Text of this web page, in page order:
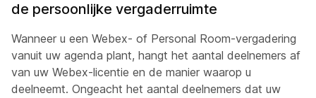
de persoonlijke vergaderruimte
Wanneer u een Webex- of Personal Room-vergadering
vanuit uw agenda plant, hangt het aantal deelnemers af
van uw Webex-licentie en de manier waarop u
deelneemt. Ongeacht het aantal deelnemers dat uw